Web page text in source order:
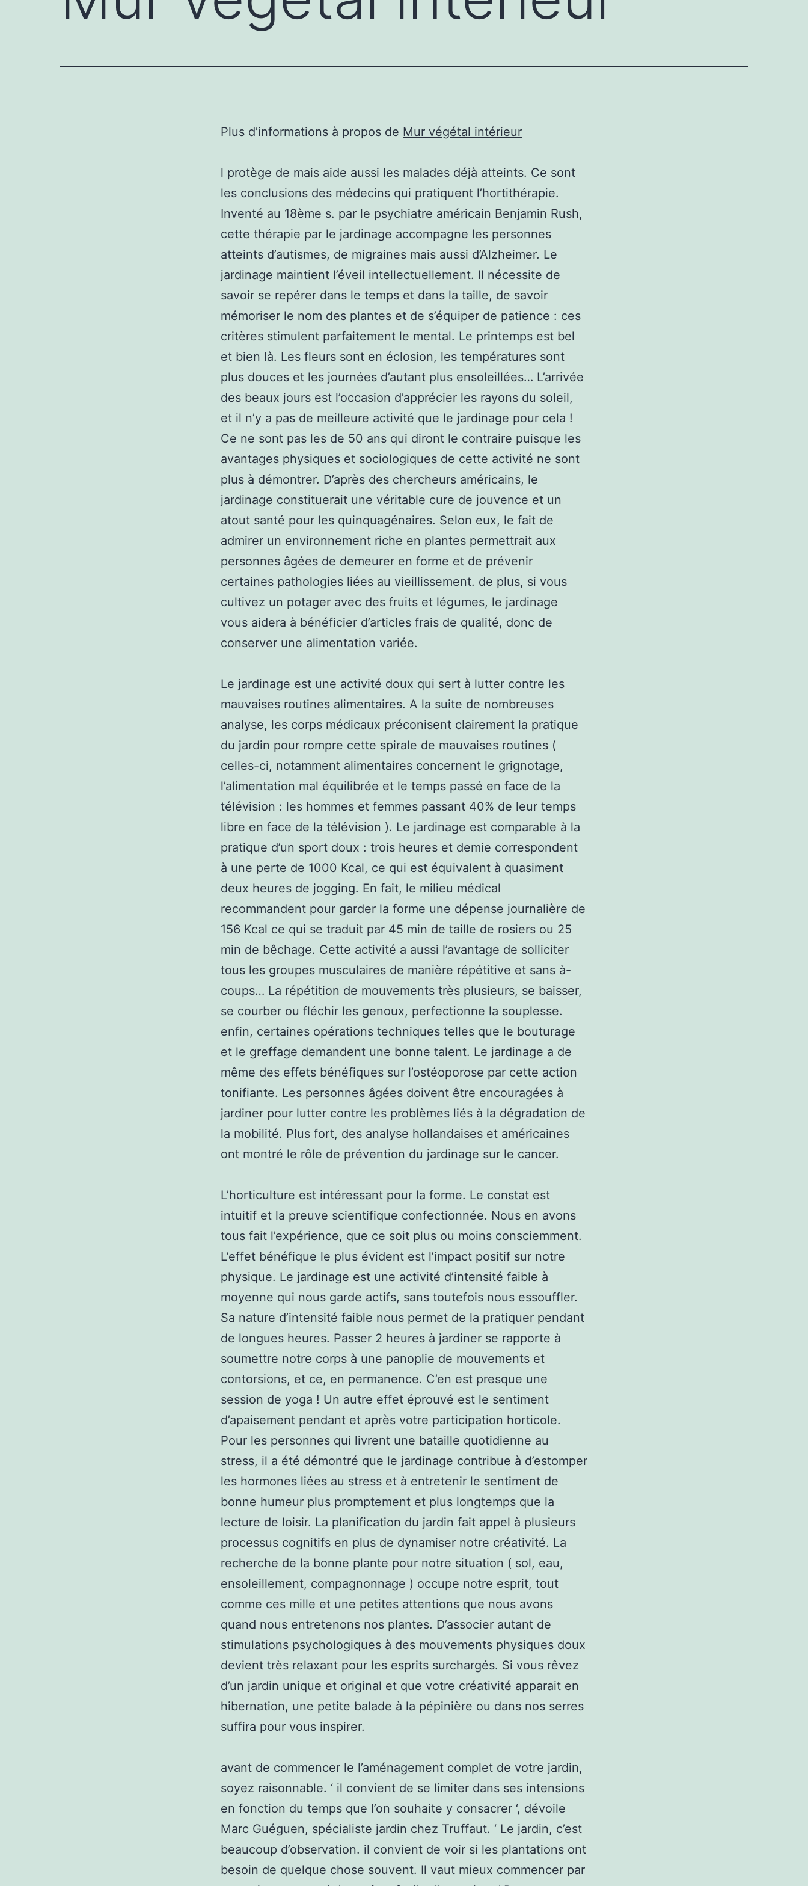
Plus d’informations à propos de Mur végétal intérieur
l protège de mais aide aussi les malades déjà atteints. Ce sont
les conclusions des médecins qui pratiquent l’hortithérapie.
Inventé au 18ème s. par le psychiatre américain Benjamin Rush,
cette thérapie par le jardinage accompagne les personnes
atteints d’autismes, de migraines mais aussi d’Alzheimer. Le
jardinage maintient l’éveil intellectuellement. Il nécessite de
savoir se repérer dans le temps et dans la taille, de savoir
mémoriser le nom des plantes et de s’équiper de patience : ces
critères stimulent parfaitement le mental. Le printemps est bel
et bien là. Les fleurs sont en éclosion, les températures sont
plus douces et les journées d’autant plus ensoleillées… L’arrivée
des beaux jours est l’occasion d’apprécier les rayons du soleil,
et il n’y a pas de meilleure activité que le jardinage pour cela !
Ce ne sont pas les de 50 ans qui diront le contraire puisque les
avantages physiques et sociologiques de cette activité ne sont
plus à démontrer. D’après des chercheurs américains, le
jardinage constituerait une véritable cure de jouvence et un
atout santé pour les quinquagénaires. Selon eux, le fait de
admirer un environnement riche en plantes permettrait aux
personnes âgées de demeurer en forme et de prévenir
certaines pathologies liées au vieillissement. de plus, si vous
cultivez un potager avec des fruits et légumes, le jardinage
vous aidera à bénéficier d’articles frais de qualité, donc de
conserver une alimentation variée.
Le jardinage est une activité doux qui sert à lutter contre les
mauvaises routines alimentaires. A la suite de nombreuses
analyse, les corps médicaux préconisent clairement la pratique
du jardin pour rompre cette spirale de mauvaises routines (
celles-ci, notamment alimentaires concernent le grignotage,
l’alimentation mal équilibrée et le temps passé en face de la
télévision : les hommes et femmes passant 40% de leur temps
libre en face de la télévision ). Le jardinage est comparable à la
pratique d’un sport doux : trois heures et demie correspondent
à une perte de 1000 Kcal, ce qui est équivalent à quasiment
deux heures de jogging. En fait, le milieu médical
recommandent pour garder la forme une dépense journalière de
156 Kcal ce qui se traduit par 45 min de taille de rosiers ou 25
min de bêchage. Cette activité a aussi l’avantage de solliciter
tous les groupes musculaires de manière répétitive et sans à-
coups… La répétition de mouvements très plusieurs, se baisser,
se courber ou fléchir les genoux, perfectionne la souplesse.
enfin, certaines opérations techniques telles que le bouturage
et le greffage demandent une bonne talent. Le jardinage a de
même des effets bénéfiques sur l’ostéoporose par cette action
tonifiante. Les personnes âgées doivent être encouragées à
jardiner pour lutter contre les problèmes liés à la dégradation de
la mobilité. Plus fort, des analyse hollandaises et américaines
ont montré le rôle de prévention du jardinage sur le cancer.
L’horticulture est intéressant pour la forme. Le constat est
intuitif et la preuve scientifique confectionnée. Nous en avons
tous fait l’expérience, que ce soit plus ou moins consciemment.
L’effet bénéfique le plus évident est l’impact positif sur notre
physique. Le jardinage est une activité d’intensité faible à
moyenne qui nous garde actifs, sans toutefois nous essouffler.
Sa nature d’intensité faible nous permet de la pratiquer pendant
de longues heures. Passer 2 heures à jardiner se rapporte à
soumettre notre corps à une panoplie de mouvements et
contorsions, et ce, en permanence. C’en est presque une
session de yoga ! Un autre effet éprouvé est le sentiment
d’apaisement pendant et après votre participation horticole.
Pour les personnes qui livrent une bataille quotidienne au
stress, il a été démontré que le jardinage contribue à d’estomper
les hormones liées au stress et à entretenir le sentiment de
bonne humeur plus promptement et plus longtemps que la
lecture de loisir. La planification du jardin fait appel à plusieurs
processus cognitifs en plus de dynamiser notre créativité. La
recherche de la bonne plante pour notre situation ( sol, eau,
ensoleillement, compagnonnage ) occupe notre esprit, tout
comme ces mille et une petites attentions que nous avons
quand nous entretenons nos plantes. D’associer autant de
stimulations psychologiques à des mouvements physiques doux
devient très relaxant pour les esprits surchargés. Si vous rêvez
d’un jardin unique et original et que votre créativité apparait en
hibernation, une petite balade à la pépinière ou dans nos serres
suffira pour vous inspirer.
avant de commencer le l’aménagement complet de votre jardin,
soyez raisonnable. ‘ il convient de se limiter dans ses intensions
en fonction du temps que l’on souhaite y consacrer ‘, dévoile
Marc Guéguen, spécialiste jardin chez Truffaut. ‘ Le jardin, c’est
beaucoup d’observation. il convient de voir si les plantations ont
besoin de quelque chose souvent. Il vaut mieux commencer par